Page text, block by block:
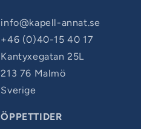
info@kapell-annat.se
+46 (0)40-15 40 17
Kantyxegatan 25L
213 76 Malmö
Sverige
ÖPPETTIDER